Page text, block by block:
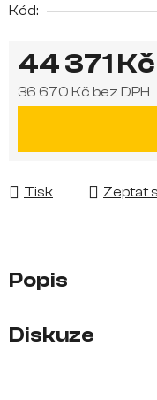
Kód:
44 371 Kč
36 670 Kč bez DPH
Tisk Zeptat
Popis
Diskuze